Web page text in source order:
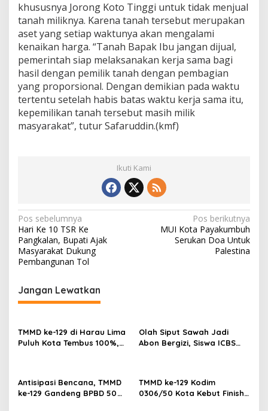
khususnya Jorong Koto Tinggi untuk tidak menjual
tanah miliknya. Karena tanah tersebut merupakan
aset yang setiap waktunya akan mengalami
kenaikan harga. “Tanah Bapak Ibu jangan dijual,
pemerintah siap melaksanakan kerja sama bagi
hasil dengan pemilik tanah dengan pembagian
yang proporsional. Dengan demikian pada waktu
tertentu setelah habis batas waktu kerja sama itu,
kepemilikan tanah tersebut masih milik
masyarakat”, tutur Safaruddin.(kmf)
Ikuti Kami
N
a
v
i
g
a
i
s
Pos sebelumnya
Hari Ke 10 TSR Ke
Pangkalan, Bupati Ajak
Masyarakat Dukung
Pembangunan Tol
Pos berikutnya
MUI Kota Payakumbuh
Serukan Doa Untuk
Palestina
Jangan Lewatkan
TMMD ke-129 di Harau Lima
Puluh Kota Tembus 100%,
Olah Siput Sawah Jadi
Abon Bergizi, Siswa ICBS
Antisipasi Bencana, TMMD
ke-129 Gandeng BPBD 50
TMMD ke-129 Kodim
0306/50 Kota Kebut Finish: